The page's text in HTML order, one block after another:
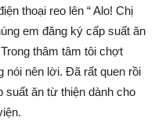
thoại reo lên “ Alo! Chị
em đăng ký cấp suất ăn
thâm tâm tôi chợt
nói nên lời. Đã rất quen rồi
suất ăn từ thiện dành cho